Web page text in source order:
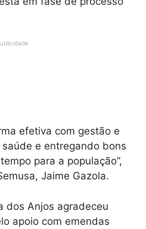
efetiva com gestão e
e entregando bons
para a população”,
Jaime Gazola.
dos Anjos agradeceu
apoio com emendas